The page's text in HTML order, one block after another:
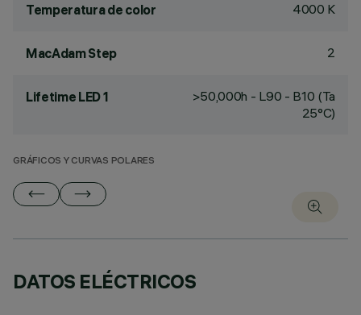
Temperatura de color 4000 K
MacAdam Step 2
Lifetime LED 1
>50,000h - L90 - B10 (Ta
25°C)
GRÁFICOS Y CURVAS POLARES
DATOS ELÉCTRICOS